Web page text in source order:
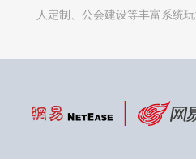
人定制、公会建设等丰富系统